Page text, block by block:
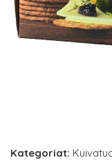
Kategoriat: